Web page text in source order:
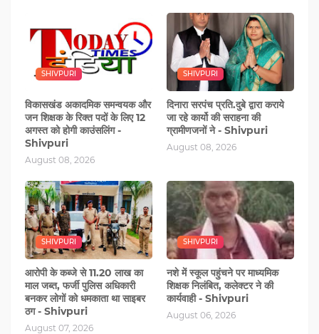
SHIVPURI
विकासखंड अकादमिक समन्वयक और
जन शिक्षक के रिक्त पदों के लिए 12
अगस्त को होगी काउंसलिंग -
Shivpuri
August 08, 2026
SHIVPURI
दिनारा सरपंच प्रति.दुबे द्वारा कराये
जा रहे कार्यो की सराहना की
ग्रामीणजनों ने - Shivpuri
August 08, 2026
SHIVPURI
आरोपी के कब्‍जे से 11.20 लाख का
माल जब्त, फर्जी पुलिस अधिकारी
बनकर लोगों को धमकाता था साइबर
ठग - Shivpuri
August 07, 2026
SHIVPURI
नशे में स्‍कूल पहुंचने पर माध्यमिक
शिक्षक निलंबित, कलेक्टर ने की
कार्यवाही - Shivpuri
August 06, 2026